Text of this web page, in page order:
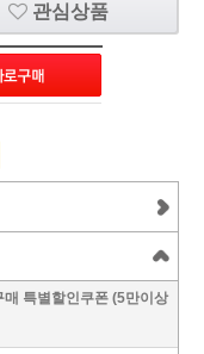
관심상품
특별할인쿠폰 (5만이상